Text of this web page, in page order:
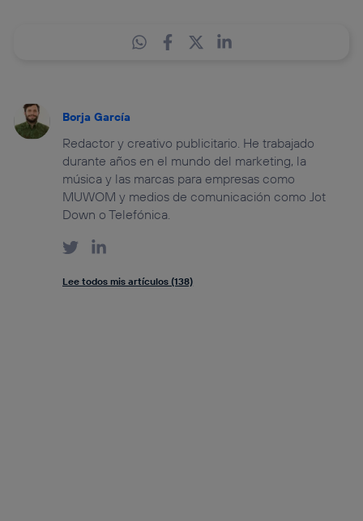
Borja García
Redactor y creativo publicitario. He trabajado
durante años en el mundo del marketing, la
música y las marcas para empresas como
MUWOM y medios de comunicación como Jot
Down o Telefónica.
Lee todos mis artículos (138)